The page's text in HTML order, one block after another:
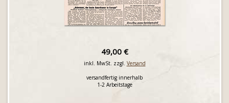
49,00 €
inkl. MwSt. zzgl. Versand
versandfertig innerhalb
1-2 Arbeitstage